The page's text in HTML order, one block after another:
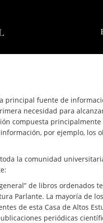
principal fuente de
necesidad para
compuesta
por ejemplo, los
la comunidad
de libros ordenados
Parlante. La mayoría de
de esta Casa de Altos
periódicas